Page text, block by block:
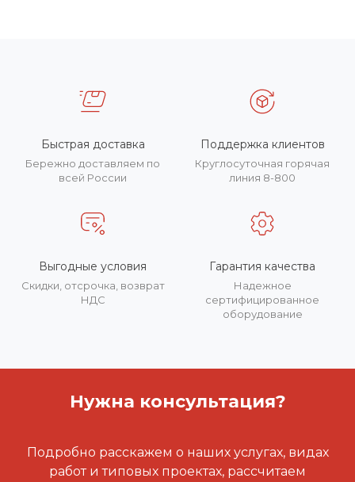
Быстрая доставка
Бережно доставляем по
всей России
Поддержка клиентов
Круглосуточная горячая
линия 8-800
Выгодные условия
Скидки, отсрочка, возврат
НДС
Гарантия качества
Надежное
сертифицированное
оборудование
Нужна консультация?
Подробно расскажем о наших услугах, видах
работ и типовых проектах, рассчитаем